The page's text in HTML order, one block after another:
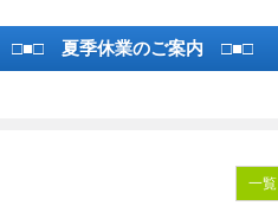
□■□ 夏季休業のご案内 □■□
一覧